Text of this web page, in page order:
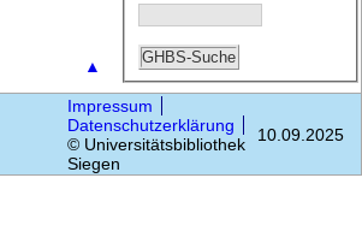
Impressum
Datenschutzerklärung
© Universitätsbibliothek
Siegen
10.09.2025
▲